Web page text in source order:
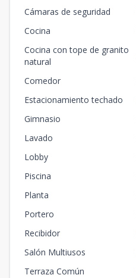
Cámaras de seguridad
Cocina
Cocina con tope de granito
natural
Comedor
Estacionamiento techado
Gimnasio
Lavado
Lobby
Piscina
Planta
Portero
Recibidor
Salón Multiusos
Terraza Común